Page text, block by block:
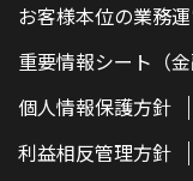
お客様本位の業務
重要情報シート（金
個人情報保護方針
利益相反管理方針